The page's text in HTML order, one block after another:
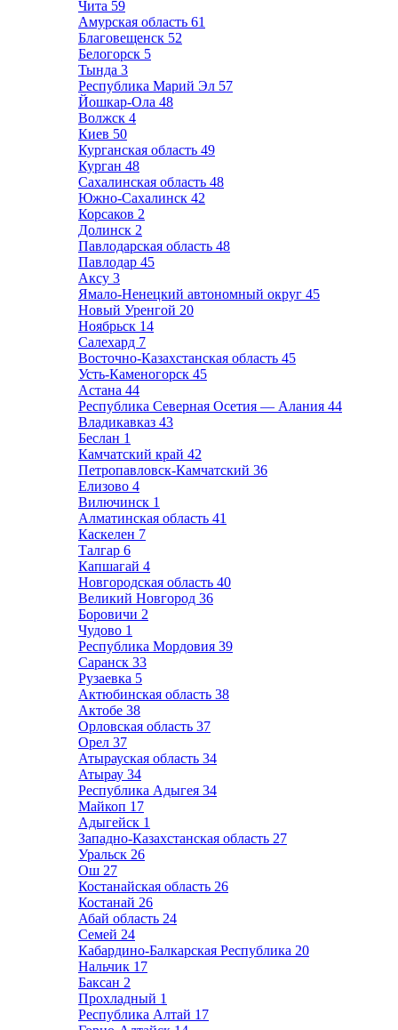
Чита 59
Амурская область 61
Благовещенск 52
Белогорск 5
Тында 3
Республика Марий Эл 57
Йошкар-Ола 48
Волжск 4
Киев 50
Курганская область 49
Курган 48
Сахалинская область 48
Южно-Сахалинск 42
Корсаков 2
Долинск 2
Павлодарская область 48
Павлодар 45
Аксу 3
Ямало-Ненецкий автономный округ 45
Новый Уренгой 20
Ноябрьск 14
Салехард 7
Восточно-Казахстанская область 45
Усть-Каменогорск 45
Астана 44
Республика Северная Осетия — Алания 44
Владикавказ 43
Беслан 1
Камчатский край 42
Петропавловск-Камчатский 36
Елизово 4
Вилючинск 1
Алматинская область 41
Каскелен 7
Талгар 6
Капшагай 4
Новгородская область 40
Великий Новгород 36
Боровичи 2
Чудово 1
Республика Мордовия 39
Саранск 33
Рузаевка 5
Актюбинская область 38
Актобе 38
Орловская область 37
Орел 37
Атырауская область 34
Атырау 34
Республика Адыгея 34
Майкоп 17
Адыгейск 1
Западно-Казахстанская область 27
Уральск 26
Ош 27
Костанайская область 26
Костанай 26
Абай область 24
Семей 24
Кабардино-Балкарская Республика 20
Нальчик 17
Баксан 2
Прохладный 1
Республика Алтай 17